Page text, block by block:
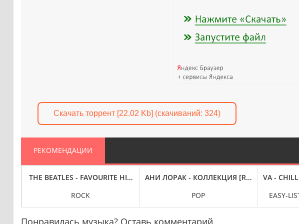
Скачать торрент [22.02 Kb] (cкачиваний: 324)
РЕКОМЕНДАЦИИ
100 HITS (2019) FLAC
THE BEATLES - FAVOURITE HITS: 1963-1970 [UNOFFICIAL] (2025) FLAC ОТ DON
ROCK
АНИ ЛОРАК - КОЛЛЕКЦИЯ [REMASTERED]
POP
VA -
EASY-
Понравилась музыка? Оставь комментарий